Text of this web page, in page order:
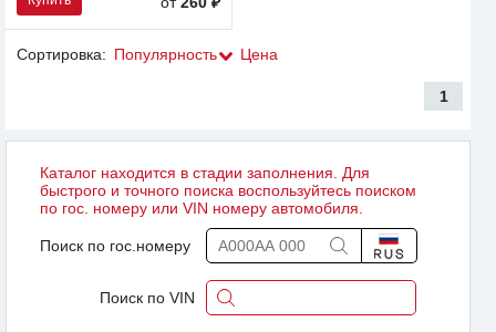
Сортировка: Популярность Цена
1
Каталог находится в стадии заполнения. Для
быстрого и точного поиска воспользуйтесь поиском
по гос. номеру или VIN номеру автомобиля.
Поиск по гос.номеру
Поиск по VIN